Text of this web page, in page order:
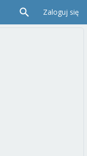
Zaloguj się